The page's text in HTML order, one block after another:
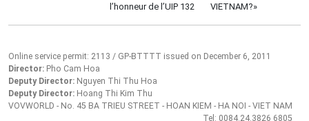
l’honneur de l’UIP 132
VIETNAM?»
Online service permit: 2113 / GP-BTTTT issued on December 6, 2011
Director: Pho Cam Hoa
Deputy Director: Nguyen Thi Thu Hoa
Deputy Director: Hoang Thi Kim Thu
VOVWORLD - No. 45 BA TRIEU STREET - HOAN KIEM - HA NOI - VIET NAM
Tel: 0084.24.3826 6805